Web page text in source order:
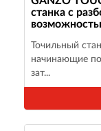
станка с
Точильный
начинающие
зат...